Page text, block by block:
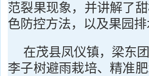
范裂果现象，并讲解了
色防控方法，以及果园
在茂县凤仪镇，梁东
李子树避雨栽培、精准